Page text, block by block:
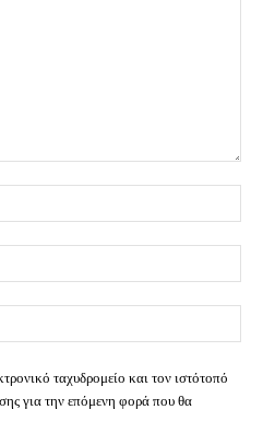
ταχυδρομείο και τον ιστότοπό
για την επόμενη φορά που θα